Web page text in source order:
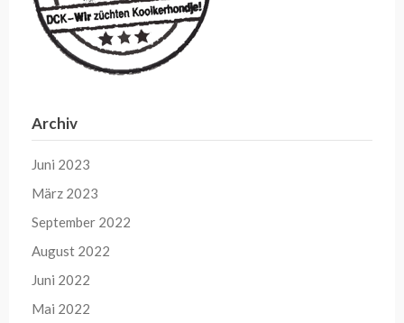
Archiv
Juni 2023
März 2023
September 2022
August 2022
Juni 2022
Mai 2022